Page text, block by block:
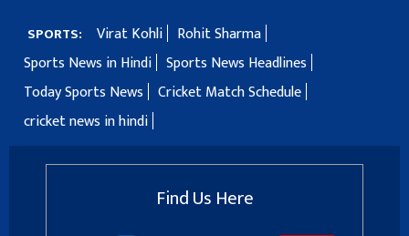
SPORTS: Virat Kohli
Rohit Sharma
Sports News in Hindi Sports News Headlines
Today Sports News
Cricket Match Schedule
cricket news in hindi
Find Us Here